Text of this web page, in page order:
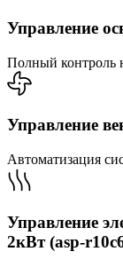
Управление
Полный контроль
Управление
Автоматизация
Управление
2кВт (asp-